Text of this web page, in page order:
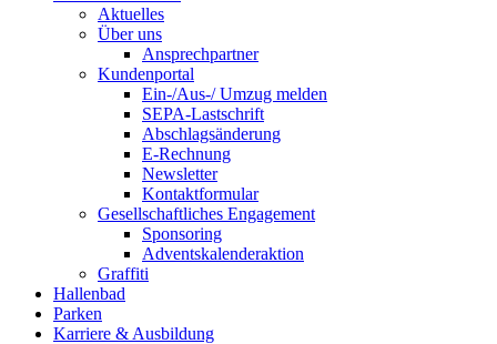
Aktuelles
Über uns
Ansprechpartner
Kundenportal
Ein-/Aus-/ Umzug melden
SEPA-Lastschrift
Abschlagsänderung
E-Rechnung
Newsletter
Kontaktformular
Gesellschaftliches Engagement
Sponsoring
Adventskalenderaktion
Graffiti
Hallenbad
Parken
Karriere & Ausbildung